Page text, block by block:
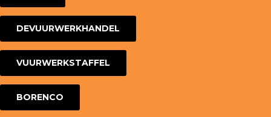
DEVUURWERKHANDEL
VUURWERKSTAFFEL
BORENCO